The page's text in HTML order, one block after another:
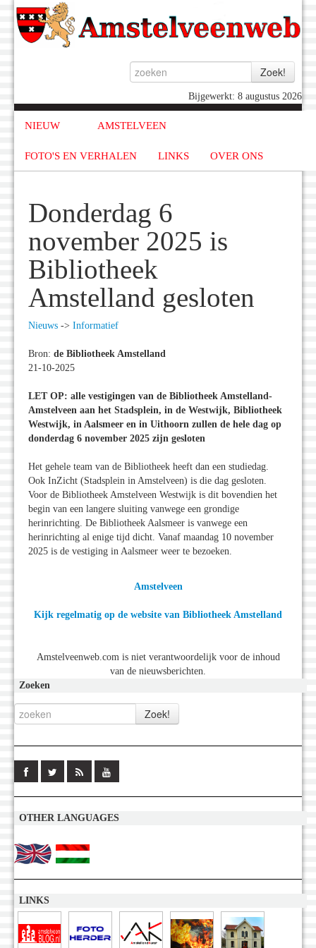
Bijgewerkt: 8 augustus 2026
NIEUW AMSTELVEEN
FOTO'S EN VERHALEN LINKS OVER ONS
Donderdag 6
november 2025 is
Bibliotheek
Amstelland gesloten
Nieuws -> Informatief
Bron: de Bibliotheek Amstelland
21-10-2025
LET OP: alle vestigingen van de Bibliotheek Amstelland-
Amstelveen aan het Stadsplein, in de Westwijk, Bibliotheek
Westwijk, in Aalsmeer en in Uithoorn zullen de hele dag op
donderdag 6 november 2025 zijn gesloten
Het gehele team van de Bibliotheek heeft dan een studiedag.
Ook InZicht (Stadsplein in Amstelveen) is die dag gesloten.
Voor de Bibliotheek Amstelveen Westwijk is dit bovendien het
begin van een langere sluiting vanwege een grondige
herinrichting. De Bibliotheek Aalsmeer is vanwege een
herinrichting al enige tijd dicht. Vanaf maandag 10 november
2025 is de vestiging in Aalsmeer weer te bezoeken.
Amstelveen
Kijk regelmatig op de website van Bibliotheek Amstelland
Amstelveenweb.com is niet verantwoordelijk voor de inhoud
van de nieuwsberichten.
Zoeken
OTHER LANGUAGES
LINKS